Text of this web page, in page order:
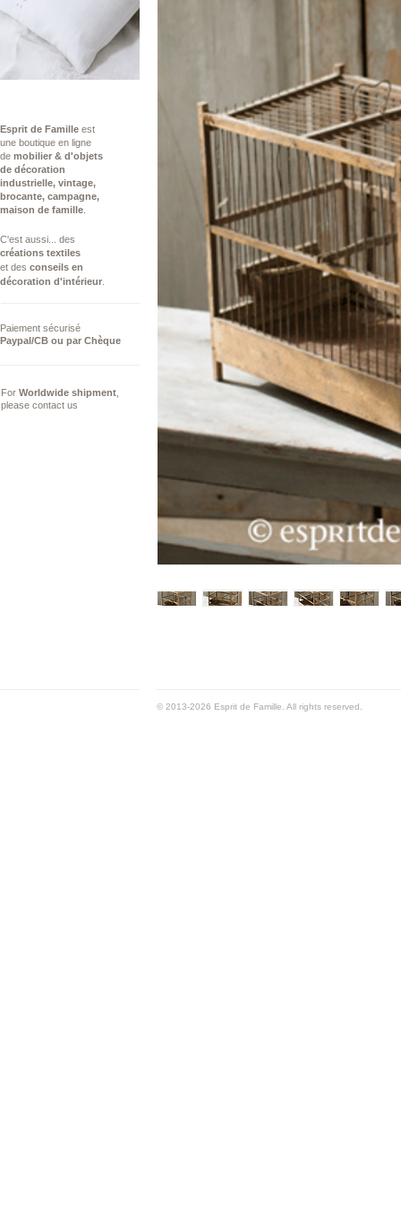
Esprit de Famille est
une boutique en ligne
de mobilier & d'objets
de décoration
industrielle, vintage,
brocante, campagne,
maison de famille
C'est aussi...​ des
créations textiles
et des conseils ​en
décoration d'intérieur
Paiement sécurisé
Paypal/CB ou par Chèque
For Worldwide shipment
please contact us
© 2013-2026 Esprit de Famille. All rights reserved.